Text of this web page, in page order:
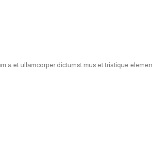
a et ullamcorper dictumst mus et tristique